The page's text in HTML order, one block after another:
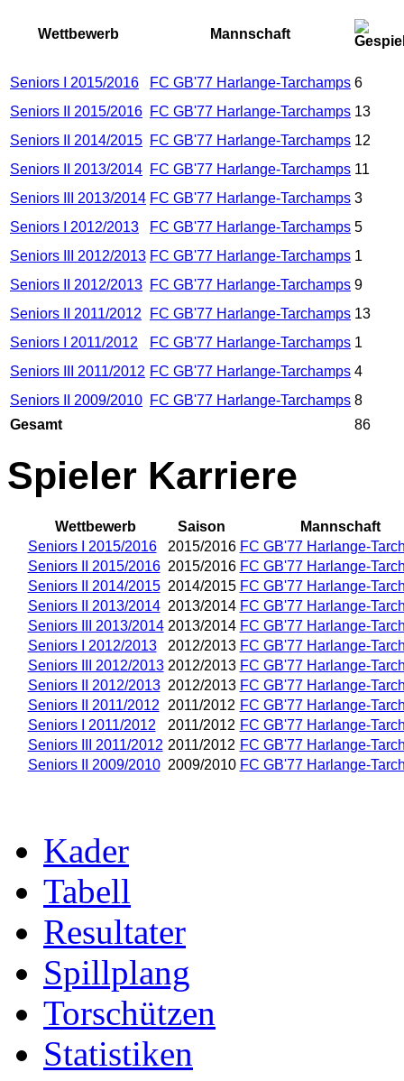
Wettbewerb Mannschaft
Seniors I 2015/2016 FC GB'77 Harlange-Tarchamps 6
Seniors II 2015/2016 FC GB'77 Harlange-Tarchamps 13
Seniors II 2014/2015 FC GB'77 Harlange-Tarchamps 12
Seniors II 2013/2014 FC GB'77 Harlange-Tarchamps 11
Seniors III 2013/2014 FC GB'77 Harlange-Tarchamps 3
Seniors I 2012/2013
FC GB'77 Harlange-Tarchamps 5
Seniors III 2012/2013 FC GB'77 Harlange-Tarchamps 1
Seniors II 2012/2013 FC GB'77 Harlange-Tarchamps 9
Seniors II 2011/2012
FC GB'77 Harlange-Tarchamps 13
Seniors I 2011/2012
FC GB'77 Harlange-Tarchamps 1
Seniors III 2011/2012 FC GB'77 Harlange-Tarchamps 4
Seniors II 2009/2010 FC GB'77 Harlange-Tarchamps 8
Gesamt
86
Spieler Karriere
Wettbewerb Saison
Mannschaft
Seniors I 2015/2016
2015/2016 FC GB'77 Harlange-
Seniors II 2015/2016 2015/2016 FC GB'77 Harlange-
Seniors II 2014/2015 2014/2015 FC GB'77 Harlange-
Seniors II 2013/2014 2013/2014 FC GB'77 Harlange-
Seniors III 2013/2014 2013/2014 FC GB'77 Harlange-
Seniors I 2012/2013
2012/2013 FC GB'77 Harlange-
Seniors III 2012/2013 2012/2013 FC GB'77 Harlange-
Seniors II 2012/2013 2012/2013 FC GB'77 Harlange-
Seniors II 2011/2012
2011/2012 FC GB'77 Harlange-
Seniors I 2011/2012
2011/2012 FC GB'77 Harlange-
Seniors III 2011/2012 2011/2012 FC GB'77 Harlange-
Seniors II 2009/2010 2009/2010 FC GB'77 Harlange-
Kader
Tabell
Resultater
Spillplang
Torschützen
Statistiken